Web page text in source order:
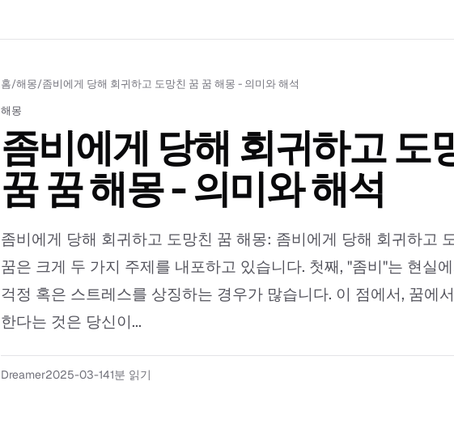
홈/해몽/좀비에게 당해 회귀하고 도망친 꿈 꿈 해몽 - 의미와 해석
해몽
좀비에게 당해 회귀하고 도
꿈 꿈 해몽 - 의미와 해석
좀비에게 당해 회귀하고 도망친 꿈 해몽: 좀비에게 당해 회귀하고
꿈은 크게 두 가지 주제를 내포하고 있습니다. 첫째, ''좀비''는 현실
걱정 혹은 스트레스를 상징하는 경우가 많습니다. 이 점에서, 꿈에
한다는 것은 당신이...
Dreamer2025-03-141분 읽기